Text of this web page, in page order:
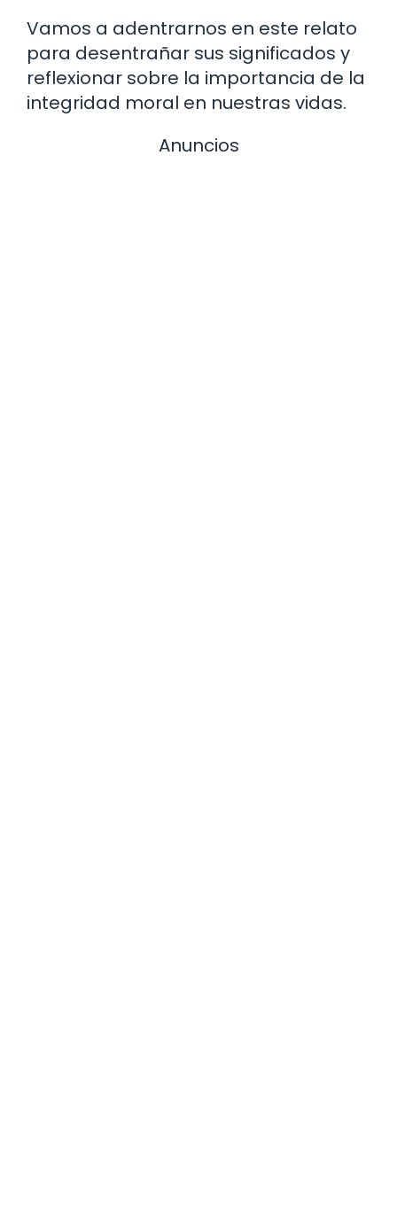
Vamos a adentrarnos en este relato
para desentrañar sus significados y
reflexionar sobre la importancia de la
integridad moral en nuestras vidas.
Anuncios